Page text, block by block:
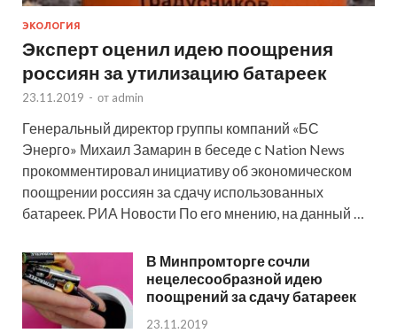
ЭКОЛОГИЯ
Эксперт оценил идею поощрения
россиян за утилизацию батареек
23.11.2019 - от admin
Генеральный директор группы компаний «БС
Энерго» Михаил Замарин в беседе с Nation News
прокомментировал инициативу об экономическом
поощрении россиян за сдачу использованных
батареек. РИА Новости По его мнению, на данный …
В Минпромторге сочли
нецелесообразной идею
поощрений за сдачу батареек
23.11.2019